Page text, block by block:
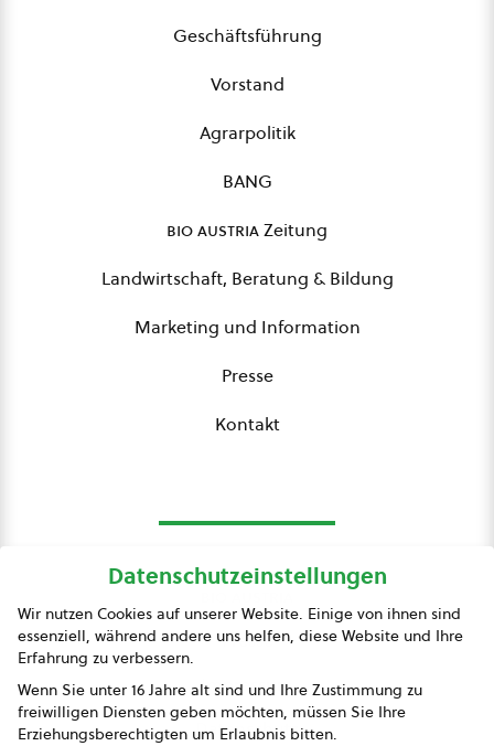
Geschäftsführung
Vorstand
Agrarpolitik
BANG
bio austriaZeitung
Landwirtschaft, Beratung & Bildung
Marketing und Information
Presse
Kontakt
Presse
Impressum
Datenschutz
Datenschutzeinstellungen
Wir nutzen Cookies auf unserer Website. Einige von ihnen sind
essenziell, während andere uns helfen, diese Website und Ihre
Erfahrung zu verbessern.
Wenn Sie unter 16 Jahre alt sind und Ihre Zustimmung zu
freiwilligen Diensten geben möchten, müssen Sie Ihre
Erziehungsberechtigten um Erlaubnis bitten.